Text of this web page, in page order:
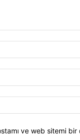
ve web sitemi